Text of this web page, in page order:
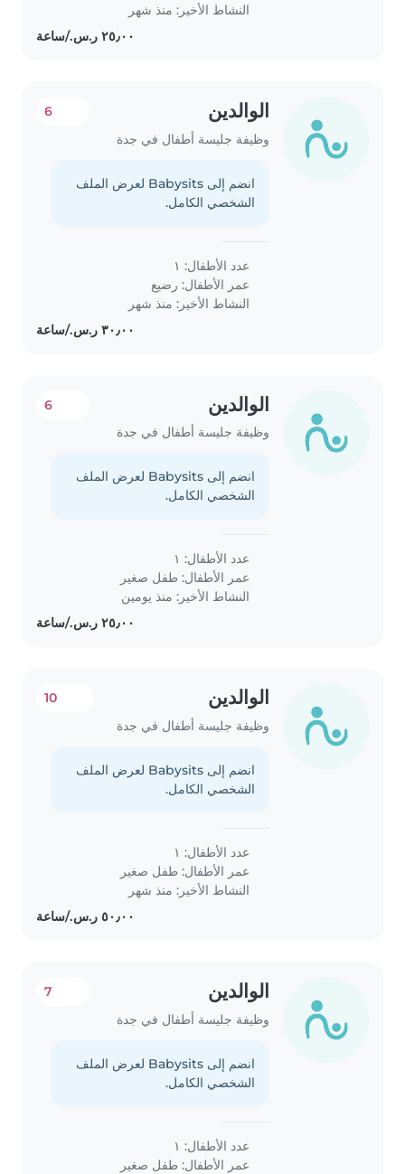
النشاط الأخير: منذ شهر
الوالدين
وظيفة جليسة أطفال في جدة
6
انضم إلى Babysits لعرض الملف
الشخصي الكامل.
عدد الأطفال: ١
عمر الأطفال: رضيع
النشاط الأخير: منذ شهر
الوالدين
وظيفة جليسة أطفال في جدة
6
انضم إلى Babysits لعرض الملف
الشخصي الكامل.
عدد الأطفال: ١
عمر الأطفال: طفل صغير
النشاط الأخير: منذ يومين
الوالدين
وظيفة جليسة أطفال في جدة
10
انضم إلى Babysits لعرض الملف
الشخصي الكامل.
عدد الأطفال: ١
عمر الأطفال: طفل صغير
النشاط الأخير: منذ شهر
الوالدين
وظيفة جليسة أطفال في جدة
7
انضم إلى Babysits لعرض الملف
الشخصي الكامل.
عدد الأطفال: ١
عمر الأطفال: طفل صغير